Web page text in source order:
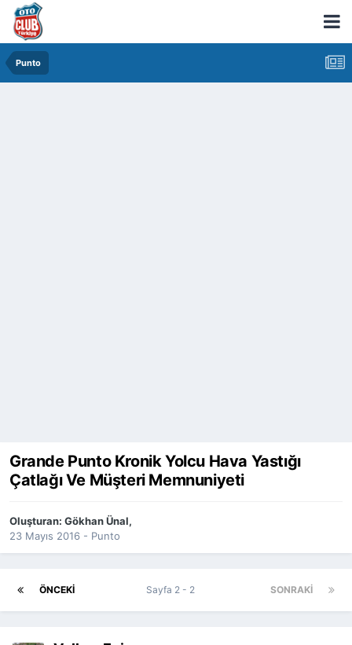
Punto
Grande Punto Kronik Yolcu Hava Yastığı
Çatlağı Ve Müşteri Memnuniyeti
Oluşturan: Gökhan Ünal,
23 Mayıs 2016 - Punto
ÖNCEKI SONRAKI
Sayfa 2 - 2